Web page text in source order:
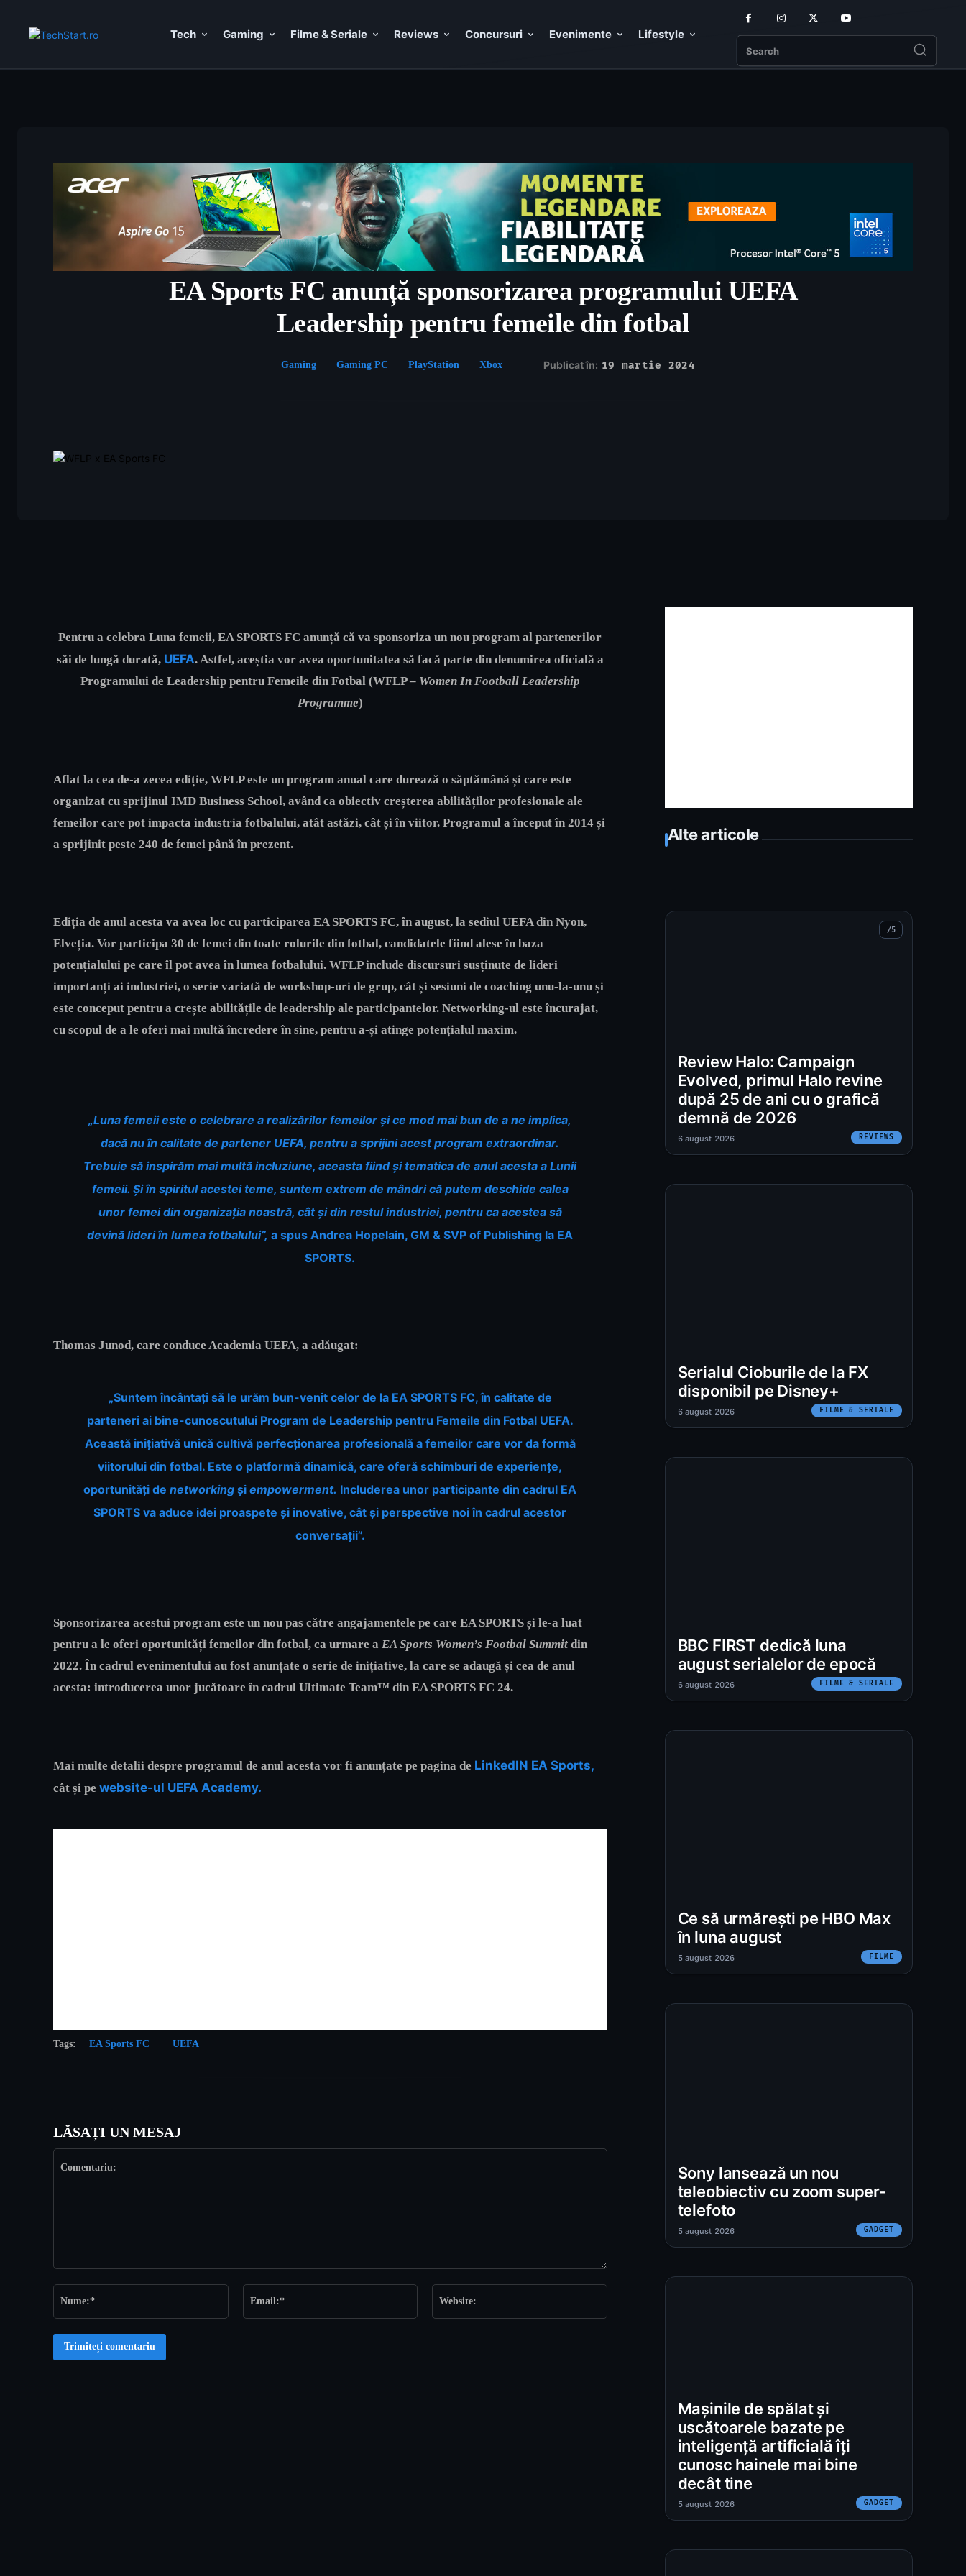
Tech Gaming Filme & Seriale Reviews Concursuri Evenimente Lifestyle
Search
EA Sports FC anunță sponsorizarea programului UEFA
Leadership pentru femeile din fotbal
Gaming Gaming PC PlayStation Xbox Publicat în: 19 martie 2024
Pentru a celebra Luna femeii, EA SPORTS FC anunță că va sponsoriza un nou program al partenerilor
săi de lungă durată, UEFA. Astfel, aceștia vor avea oportunitatea să facă parte din denumirea oficială a
Programului de Leadership pentru Femeile din Fotbal (WFLP – Women In Football Leadership
Programme)
Aflat la cea de-a zecea ediție, WFLP este un program anual care durează o săptămână și care este
organizat cu sprijinul IMD Business School, având ca obiectiv creșterea abilităților profesionale ale
femeilor care pot impacta industria fotbalului, atât astăzi, cât și în viitor. Programul a început în 2014 și
a sprijinit peste 240 de femei până în prezent.
Ediția de anul acesta va avea loc cu participarea EA SPORTS FC, în august, la sediul UEFA din Nyon,
Elveția. Vor participa 30 de femei din toate rolurile din fotbal, candidatele fiind alese în baza
potențialului pe care îl pot avea în lumea fotbalului. WFLP include discursuri susținute de lideri
importanți ai industriei, o serie variată de workshop-uri de grup, cât și sesiuni de coaching unu-la-unu și
este conceput pentru a crește abilitățile de leadership ale participantelor. Networking-ul este încurajat,
cu scopul de a le oferi mai multă încredere în sine, pentru a-și atinge potențialul maxim.
„Luna femeii este o celebrare a realizărilor femeilor și ce mod mai bun de a ne implica,
dacă nu în calitate de partener UEFA, pentru a sprijini acest program extraordinar.
Trebuie să inspirăm mai multă incluziune, aceasta fiind și tematica de anul acesta a Lunii
femeii. Și în spiritul acestei teme, suntem extrem de mândri că putem deschide calea
unor femei din organizația noastră, cât și din restul industriei, pentru ca acestea să
devină lideri în lumea fotbalului”, a spus Andrea Hopelain, GM & SVP of Publishing la EA
SPORTS.
Thomas Junod, care conduce Academia UEFA, a adăugat:
„Suntem încântați să le urăm bun-venit celor de la EA SPORTS FC, în calitate de
parteneri ai bine-cunoscutului Program de Leadership pentru Femeile din Fotbal UEFA.
Această inițiativă unică cultivă perfecționarea profesională a femeilor care vor da formă
viitorului din fotbal. Este o platformă dinamică, care oferă schimburi de experiențe,
oportunități denetworking șiempowerment. Includerea unor participante din cadrul EA
SPORTS va aduce idei proaspete și inovative, cât și perspective noi în cadrul acestor
conversații”.
Sponsorizarea acestui program este un nou pas către angajamentele pe care EA SPORTS și le-a luat
pentru a le oferi oportunități femeilor din fotbal, ca urmare a EA Sports Women’s Footbal Summit din
2022. În cadrul evenimentului au fost anunțate o serie de inițiative, la care se adaugă și cea de anul
acesta: introducerea unor jucătoare în cadrul Ultimate Team™ din EA SPORTS FC 24.
Mai multe detalii despre programul de anul acesta vor fi anunțate pe pagina de LinkedIN EA Sports,
cât și pe website-ul UEFA Academy.
Tags: EA Sports FC UEFA
LĂSAȚI UN MESAJ
Alte articole
Review Halo: Campaign
Evolved, primul Halo revine
după 25 de ani cu o grafică
demnă de 2026
REVIEWS
6 august 2026
Serialul Cioburile de la FX
disponibil pe Disney+
FILME & SERIALE
6 august 2026
BBC FIRST dedică luna
august serialelor de epocă
FILME & SERIALE
6 august 2026
Ce să urmărești pe HBO Max
în luna august
FILME
5 august 2026
Sony lansează un nou
teleobiectiv cu zoom super-
telefoto
GADGET
5 august 2026
Mașinile de spălat și
uscătoarele bazate pe
inteligență artificială îți
cunosc hainele mai bine
decât tine
GADGET
5 august 2026